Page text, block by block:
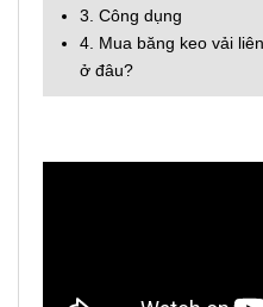
3. Công dụng
4. Mua băng keo vải
ở đâu?